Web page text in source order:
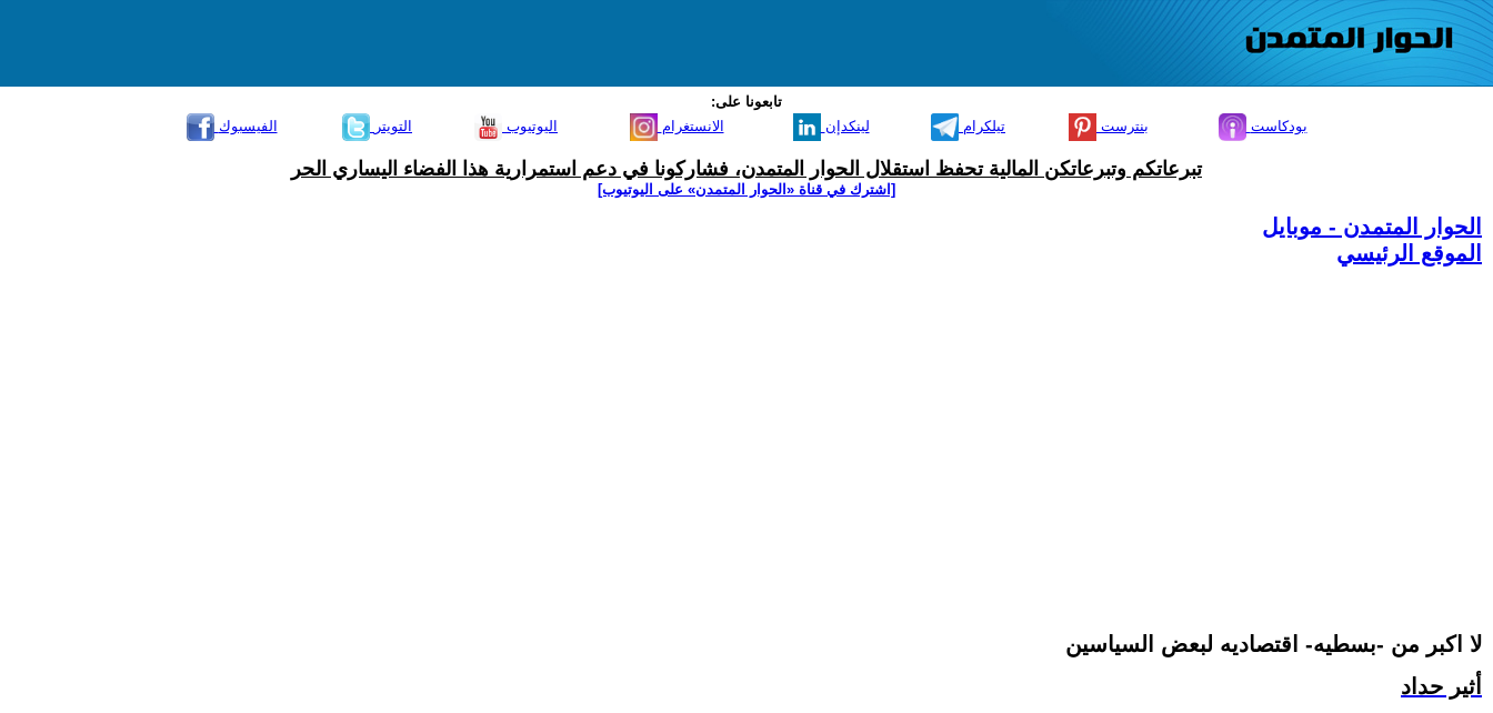
تابعونا على:
الفيسبوك
التويتر اليوتيوب الانستغرام لينكدإن تيلكرام بنترست بودكاست
تبرعاتكم وتبرعاتكن المالية تحفظ استقلال الحوار المتمدن، فشاركونا في دعم استمرارية هذا الفضاء اليساري الحر
[اشترك في قناة ‫«الحوار المتمدن» على اليوتيوب]
الحوار المتمدن - موبايل
الموقع الرئيسي
لا اكبر من -بسطيه- اقتصاديه لبعض السياسين
أثير حداد